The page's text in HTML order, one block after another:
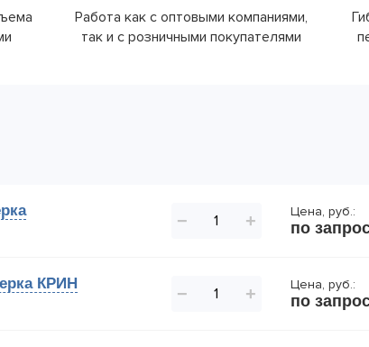
Работа как с оптовыми компаниями,
так и с розничными покупателями
− + Цена, руб.:
по
КРИН
− + Цена, руб.:
по